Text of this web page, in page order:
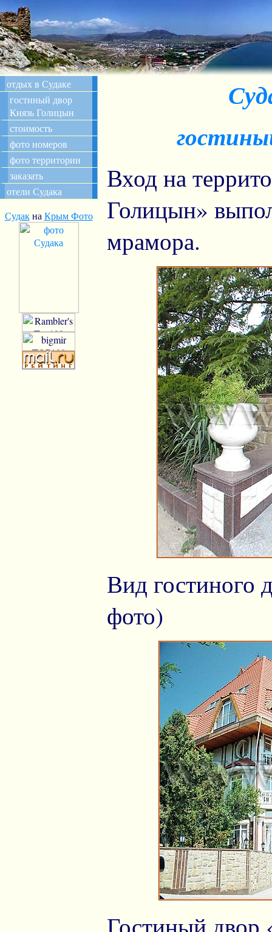
Вход на
Голицын»
мрамора.
Вид гостиного
фото)
Гостиный двор
отдых в Судаке
гостиный двор
Князь Голицын
стоимость
фото номеров
фото территории
заказать
отели Судака
Судакна Крым Фото